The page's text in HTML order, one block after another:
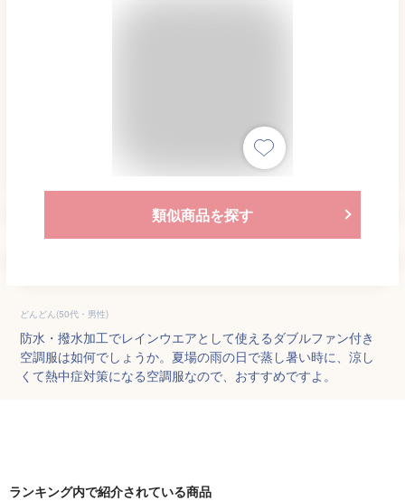
類似商品を探す
どんどん(50代・男性)
防水・撥水加工でレインウエアとして使えるダブルファン付き
空調服は如何でしょうか。夏場の雨の日で蒸し暑い時に、涼し
くて熱中症対策になる空調服なので、おすすめですよ。
ランキング内で紹介されている商品